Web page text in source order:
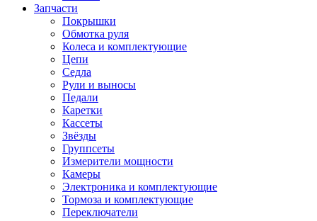
Запчасти
Покрышки
Обмотка руля
Колеса и комплектующие
Цепи
Седла
Рули и выносы
Педали
Каретки
Кассеты
Звёзды
Группсеты
Измерители мощности
Камеры
Электроника и комплектующие
Тормоза и комплектующие
Переключатели